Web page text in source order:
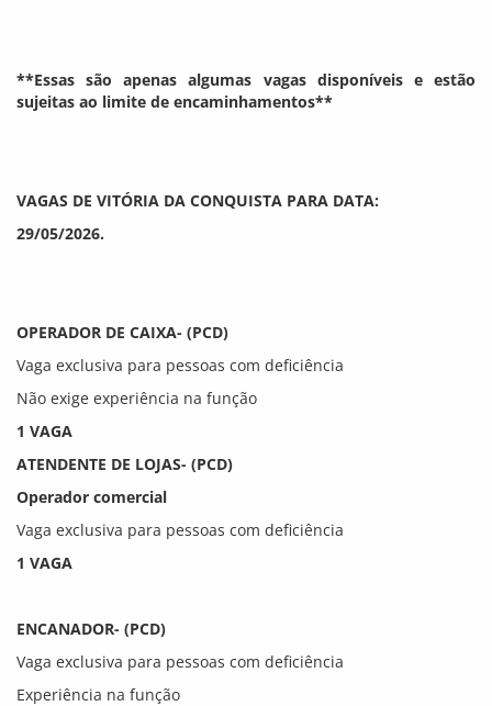
**Essas são apenas algumas vagas disponíveis e estão
sujeitas ao limite de encaminhamentos**
VAGAS DE VITÓRIA DA CONQUISTA PARA DATA:
29/05/2026.
OPERADOR DE CAIXA- (PCD)
Vaga exclusiva para pessoas com deficiência
Não exige experiência na função
1 VAGA
ATENDENTE DE LOJAS- (PCD)
Operador comercial
Vaga exclusiva para pessoas com deficiência
1 VAGA
ENCANADOR- (PCD)
Vaga exclusiva para pessoas com deficiência
Experiência na função